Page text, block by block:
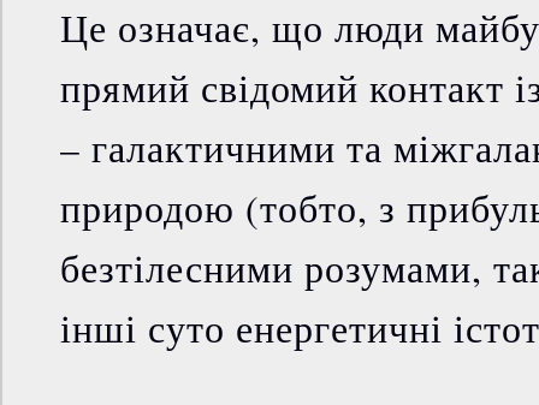
Це означає, що люди
прямий свідомий контакт
– галактичними та
природою (тобто, з
безтілесними розумами,
інші суто енергетичні